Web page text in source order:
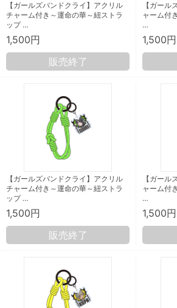
【ガールズバンドクライ】アクリル
チャーム付き～運命の華～紐ストラ
ップ …
1,500円
販売終了
【ガール
ャーム付
…
1,500円
【ガールズバンドクライ】アクリル
チャーム付き～運命の華～紐ストラ
ップ …
1,500円
販売終了
【ガール
ャーム付
…
1,500円